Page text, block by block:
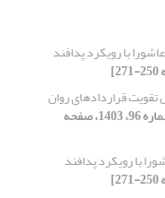
با رویکرد پدافند
قراردادهای روان
[دوره 24، شماره 96، 1403، صفحه
با رویکرد پدافند